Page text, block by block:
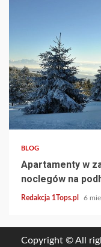
3 min read
BLOG
Apartamenty w
noclegów na
Redakcja 1Tops.pl 6
Copyright © All